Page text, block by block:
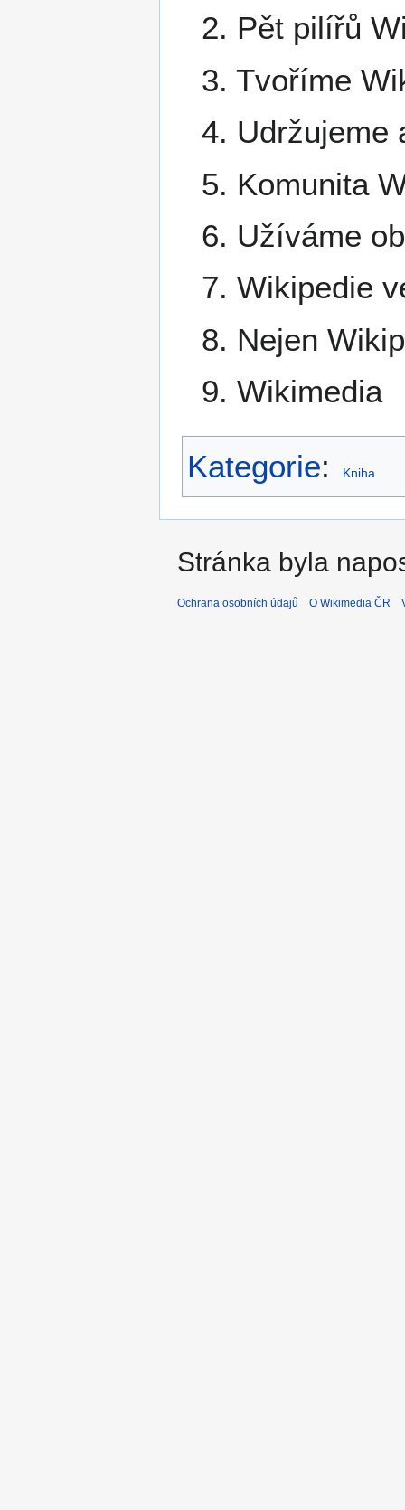
2. Pět pilířů
3. Tvoříme
4. Udržujeme
5. Komunita
6. Užíváme
7. Wikipedie
8. Nejen
9. Wikimedia
Kategorie: Kniha
Stránka byla
Ochrana osobních údajů O Wikimedia ČR